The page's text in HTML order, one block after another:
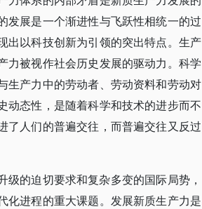
发展是一个渐进性与飞跃性相统一的过
出以科技创新为引领的突出特点。生产
力被视作社会历史发展的驱动力。科学
生产力中的劳动者、劳动资料和劳动对
动态性，是随着科学和技术的进步而不
了人们的普遍交往，而普遍交往又反过
的迫切要求和复杂多变的国际局势，
化进程的重大课题。发展新质生产力是